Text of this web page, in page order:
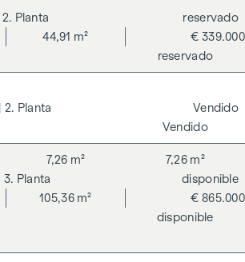
| 2. Planta
44,91 m²
€ 339.000
reservado
reservado
| 2. Planta
Vendido
Vendido
| 3. Planta
105,36 m²
7,26 m² 7,26 m²
€ 865.000
disponible
disponible